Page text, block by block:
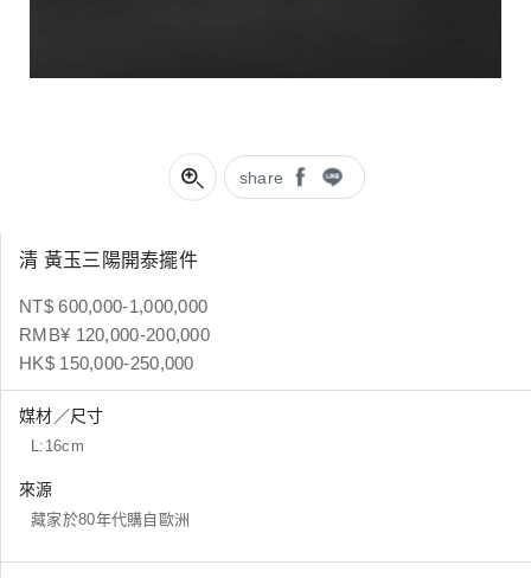
share
清 黃玉三陽開泰擺件
NT$ 600,000-1,000,000
RMB¥ 120,000-200,000
HK$ 150,000-250,000
媒材／尺寸
L:16cm
來源
藏家於80年代購自歐洲